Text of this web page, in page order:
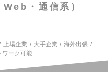
・通信系）
上場企業 大手企業
海外出張
ワーク可能